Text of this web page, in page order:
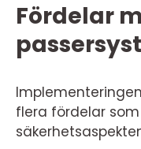
Fördelar
flera fördelar